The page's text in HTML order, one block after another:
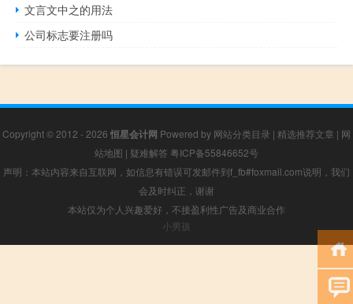
文言文中之的用法
公司标志要注册吗
Copyright © 2012 - 2026 恒星会计网 Powered by 网站分类目录 | 精选推荐文章 | 网
站地图 | 疑难解答 粤ICP备55846652号
声明：本站内容来自互联网，如信息有错误可发邮件到f_fb#foxmail.com说明，我们
会及时纠正，谢谢
本站仅为个人兴趣爱好，不接盈利性广告及商业合作
小男孩